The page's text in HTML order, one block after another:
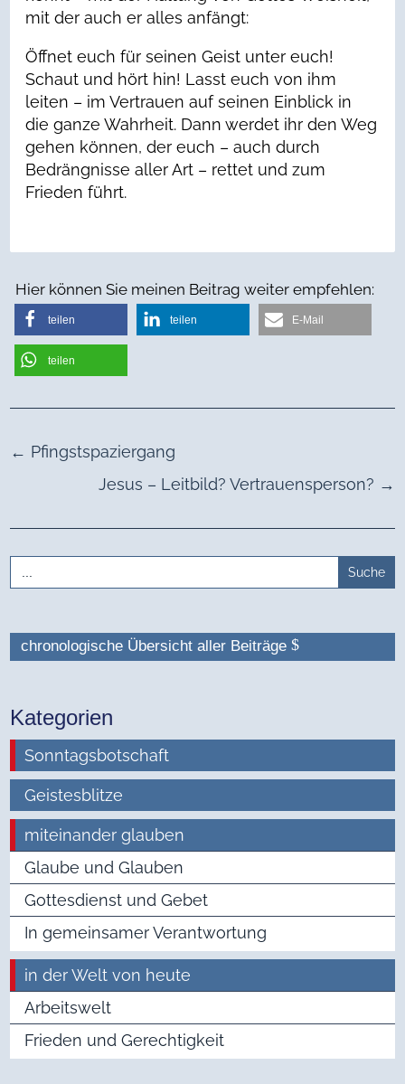
mit der auch er alles anfängt:
Öffnet euch für seinen Geist unter euch!
Schaut und hört hin! Lasst euch von ihm
leiten – im Vertrauen auf seinen Einblick in
die ganze Wahrheit. Dann werdet ihr den Weg
gehen können, der euch – auch durch
Bedrängnisse aller Art – rettet und zum
Frieden führt.
Hier können Sie meinen Beitrag weiter empfehlen:
teilen teilen E-Mail
teilen
← Pfingstspaziergang
Jesus – Leitbild? Vertrauensperson? →
Search
for:
chronologische Übersicht aller Beiträge
Kategorien
Sonntagsbotschaft
Geistesblitze
miteinander glauben
Glaube und Glauben
Gottesdienst und Gebet
In gemeinsamer Verantwortung
in der Welt von heute
Arbeitswelt
Frieden und Gerechtigkeit